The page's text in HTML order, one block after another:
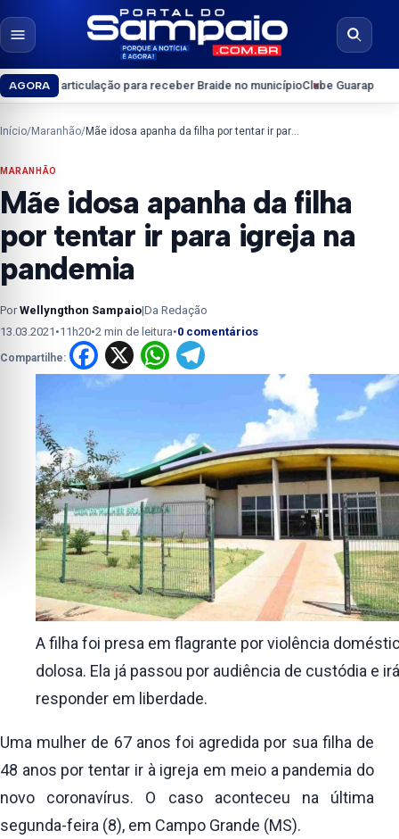
Pular para o conteúdo
Abrir menu
Abrir
AGORApara receber Braide no municípioClube Guarapary convoca
Início/Maranhão/ Mãe idosa apanha da filha por tentar ir para igreja na pandemia
MARANHÃO
Mãe idosa apanha da filha
por tentar ir para igreja na
pandemia
PorWellyngthon Sampaio|Da Redação
13.03.2021 •11h20•2 min de leitura•0 comentários
Compartilhe: Facebook
X WhatsApp
A filha foi presa em flagrante por violência
dolosa. Ela já passou por audiência de custódia e irá
responder em liberdade.
Uma mulher de 67 anos foi agredida por sua filha de
48 anos por tentar ir à igreja em meio a pandemia do
novo coronavírus. O caso aconteceu na última
segunda-feira (8), em Campo Grande (MS).